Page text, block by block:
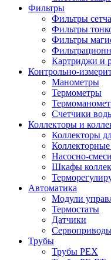
Фильтры
Фильтры
Фильтры
Фильтры
Картриджи и
Контрольно-
Манометры
Термометры
Счетчики
Коллекторы и
Коллекторы
Насосно-
Шкафы
Автоматика
Модули
Термостаты
Датчики
Трубы
Трубы PEX